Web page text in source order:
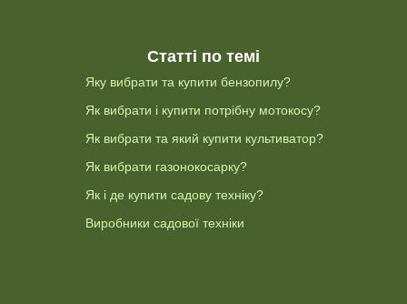
Статті по темі
Яку вибрати та купити бензопилу?
Як вибрати і купити потрібну мотокосу?
Як вибрати та який купити культиватор?
Як вибрати газонокосарку?
Як і де купити садову техніку?
Виробники садової техніки